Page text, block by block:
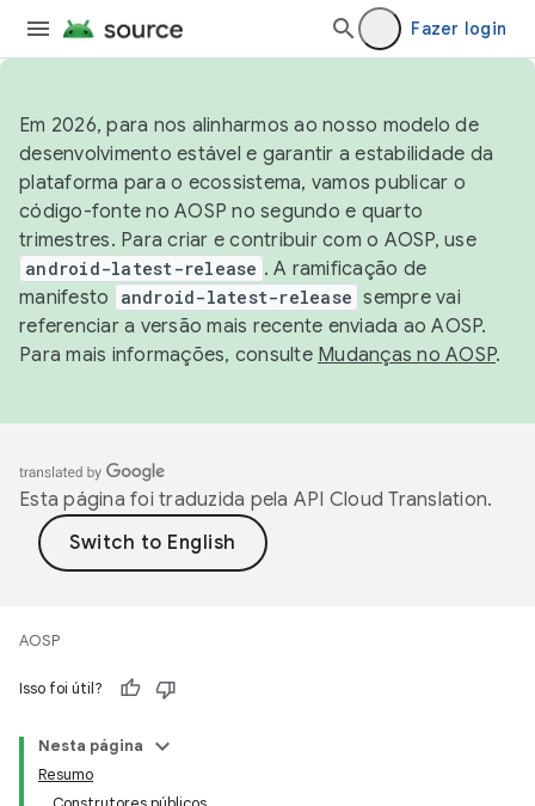
Fazer login
Em 2026, para nos alinharmos ao nosso modelo de
desenvolvimento estável e garantir a estabilidade da
plataforma para o ecossistema, vamos publicar o
código-fonte no AOSP no segundo e quarto
trimestres. Para criar e contribuir com o AOSP, use
android-latest-release . A ramificação de
manifesto
android-latest-release sempre vai
referenciar a versão mais recente enviada ao AOSP.
Para mais informações, consulte Mudanças no AOSP.
Esta página foi traduzida pela API Cloud Translation.
AOSP
Isso foi útil?
Nesta página
Resumo